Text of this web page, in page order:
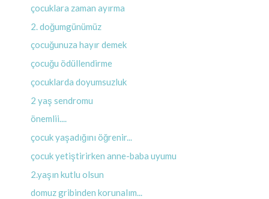
çocuklara zaman ayırma
2. doğumgünümüz
çocuğunuza hayır demek
çocuğu ödüllendirme
çocuklarda doyumsuzluk
2 yaş sendromu
önemlii....
çocuk yaşadığını öğrenir...
çocuk yetiştirirken anne-baba uyumu
2.yaşın kutlu olsun
domuz gribinden korunalım...